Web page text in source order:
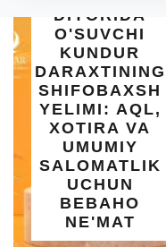
UMRA
UCHUN
KAPILKA